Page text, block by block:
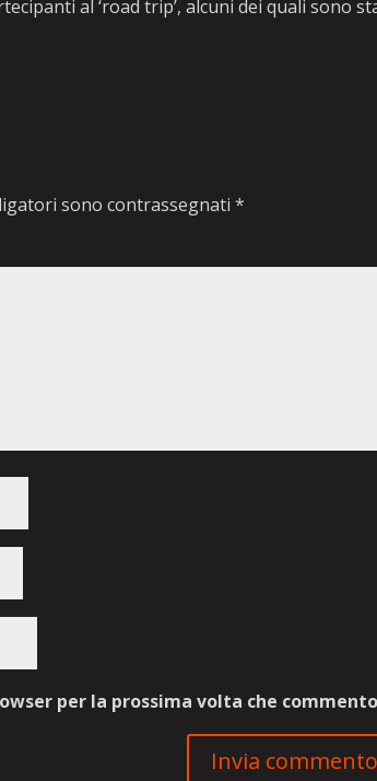
al ‘road trip’, alcuni dei quali sono
sono contrassegnati*
per la prossima volta che